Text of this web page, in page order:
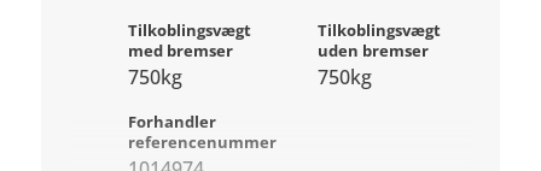
Tilkoblingsvægt
med bremser
750kg
Tilkoblingsvægt
uden bremser
750kg
Forhandler
referencenummer